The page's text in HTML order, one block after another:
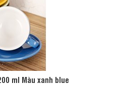
ml Màu xanh blue